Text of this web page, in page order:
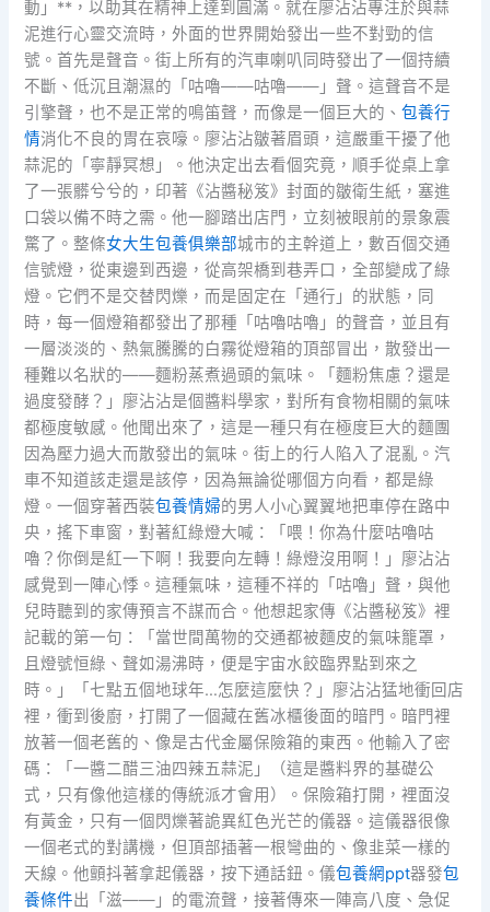
動」**，以助其在精神上達到圓滿。就在廖沾沾專注於與蒜
泥進行心靈交流時，外面的世界開始發出一些不對勁的信
號。首先是聲音。街上所有的汽車喇叭同時發出了一個持續
不斷、低沉且潮濕的「咕嚕——咕嚕——」聲。這聲音不是
引擎聲，也不是正常的鳴笛聲，而像是一個巨大的、包養行
情消化不良的胃在哀嚎。廖沾沾皺著眉頭，這嚴重干擾了他
蒜泥的「寧靜冥想」。他決定出去看個究竟，順手從桌上拿
了一張髒兮兮的，印著《沾醬秘笈》封面的皺衛生紙，塞進
口袋以備不時之需。他一腳踏出店門，立刻被眼前的景象震
驚了。整條女大生包養俱樂部城市的主幹道上，數百個交通
信號燈，從東邊到西邊，從高架橋到巷弄口，全部變成了綠
燈。它們不是交替閃爍，而是固定在「通行」的狀態，同
時，每一個燈箱都發出了那種「咕嚕咕嚕」的聲音，並且有
一層淡淡的、熱氣騰騰的白霧從燈箱的頂部冒出，散發出一
種難以名狀的——麵粉蒸煮過頭的氣味。「麵粉焦慮？還是
過度發酵？」廖沾沾是個醬料學家，對所有食物相關的氣味
都極度敏感。他聞出來了，這是一種只有在極度巨大的麵團
因為壓力過大而散發出的氣味。街上的行人陷入了混亂。汽
車不知道該走還是該停，因為無論從哪個方向看，都是綠
燈。一個穿著西裝包養情婦的男人小心翼翼地把車停在路中
央，搖下車窗，對著紅綠燈大喊：「喂！你為什麼咕嚕咕
嚕？你倒是紅一下啊！我要向左轉！綠燈沒用啊！」廖沾沾
感覺到一陣心悸。這種氣味，這種不祥的「咕嚕」聲，與他
兒時聽到的家傳預言不謀而合。他想起家傳《沾醬秘笈》裡
記載的第一句：「當世間萬物的交通都被麵皮的氣味籠罩，
且燈號恒綠、聲如湯沸時，便是宇宙水餃臨界點到來之
時。」「七點五個地球年…怎麼這麼快？」廖沾沾猛地衝回店
裡，衝到後廚，打開了一個藏在舊冰櫃後面的暗門。暗門裡
放著一個老舊的、像是古代金屬保險箱的東西。他輸入了密
碼：「一醬二醋三油四辣五蒜泥」（這是醬料界的基礎公
式，只有像他這樣的傳統派才會用）。保險箱打開，裡面沒
有黃金，只有一個閃爍著詭異紅色光芒的儀器。這儀器很像
一個老式的對講機，但頂部插著一根彎曲的、像韭菜一樣的
天線。他顫抖著拿起儀器，按下通話鈕。儀包養網ppt器發包
養條件出「滋——」的電流聲，接著傳來一陣高八度、急促